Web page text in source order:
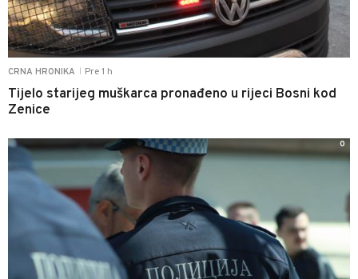
CRNA HRONIKA Pre 1 h
Tijelo starijeg muškarca pronađeno u rijeci Bosni kod
Zenice
0